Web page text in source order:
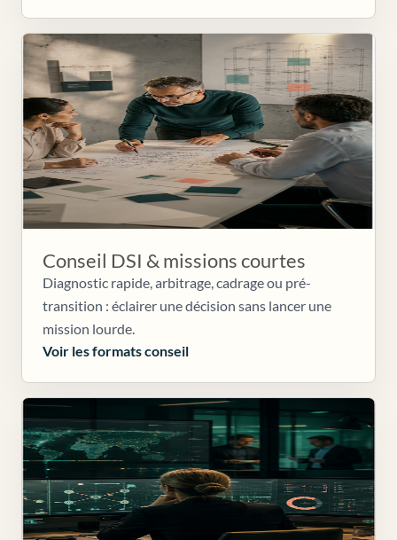
Conseil DSI & missions courtes
Diagnostic rapide, arbitrage, cadrage ou pré-
transition : éclairer une décision sans lancer une
mission lourde.
Voir les formats conseil